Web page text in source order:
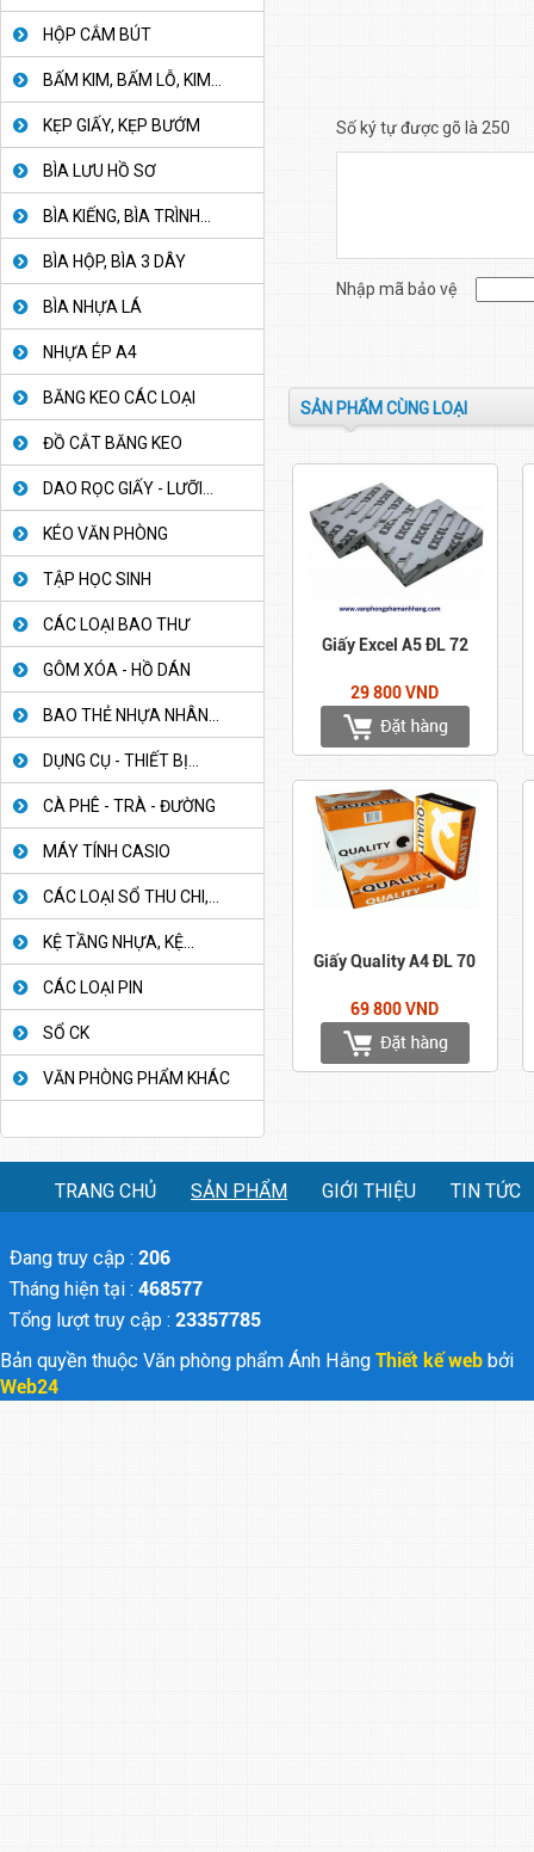
HỘP CẮM BÚT
BẤM KIM, BẤM LỖ, KIM...
KẸP GIẤY, KẸP BƯỚM
BÌA LƯU HỒ SƠ
BÌA KIẾNG, BÌA TRÌNH...
BÌA HỘP, BÌA 3 DÂY
BÌA NHỰA LÁ
NHỰA ÉP A4
BĂNG KEO CÁC LOẠI
ĐỒ CẮT BĂNG KEO
DAO RỌC GIẤY - LƯỠI...
KÉO VĂN PHÒNG
TẬP HỌC SINH
CÁC LOẠI BAO THƯ
GÔM XÓA - HỒ DÁN
BAO THẺ NHỰA NHÂN...
DỤNG CỤ - THIẾT BỊ...
CÀ PHÊ - TRÀ - ĐƯỜNG
MÁY TÍNH CASIO
CÁC LOẠI SỔ THU CHI,...
KỆ TẦNG NHỰA, KỆ...
CÁC LOẠI PIN
SỔ CK
VĂN PHÒNG PHẨM KHÁC
Số ký tự được gõ là 250
Nhập mã bảo vệ
SẢN PHẨM CÙNG LOẠI
Giấy Excel A5 ĐL 72
29 800 VND
Giấy Quality A4 ĐL 70
69 800 VND
TRANG CHỦ SẢN PHẨM GIỚI THIỆU TIN TỨC
Đang truy cập : 206
Tháng hiện tại : 468577
Tổng lượt truy cập : 23357785
Bản quyền thuộc Văn phòng phẩm Ánh Hằng Thiết kế web bởi
Web24